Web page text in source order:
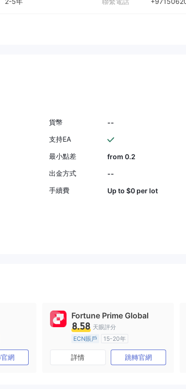
貨幣
--
支持EA
最小點差
from 0.2
出金方式
--
手續費 Up to $0 per lot
網
Fortune Prime Global
8.58 天眼評分
ECN賬戶
15-20年
澳大利亞監管
全牌照 (MM)
主標MT4
詳情 跳轉官網